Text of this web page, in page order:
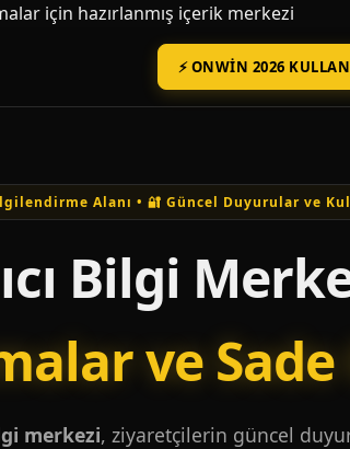
için hazırlanmış içerik merkezi
⚡ ONWIN 2026
Alanı • 🔐 Güncel Duyurular ve
Bilgi
ve
merkezi, ziyaretçilerin güncel